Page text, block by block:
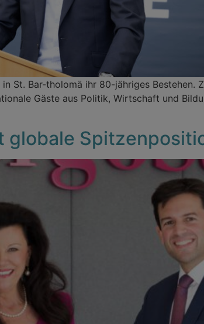
St. Bar-tholomä ihr 80-jähriges Bestehen.
Gäste aus Politik, Wirtschaft und
globale